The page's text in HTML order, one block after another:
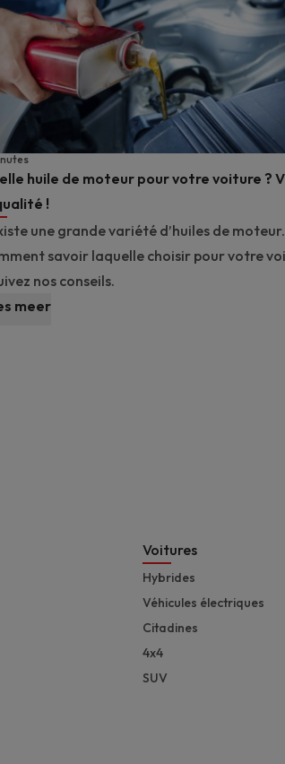
huile de moteur pour votre voiture ?
!
une grande variété d’huiles de moteur.
savoir laquelle choisir pour votre
nos conseils.
meer
Voitures
Hybrides
Véhicules électriques
Citadines
4x4
SUV